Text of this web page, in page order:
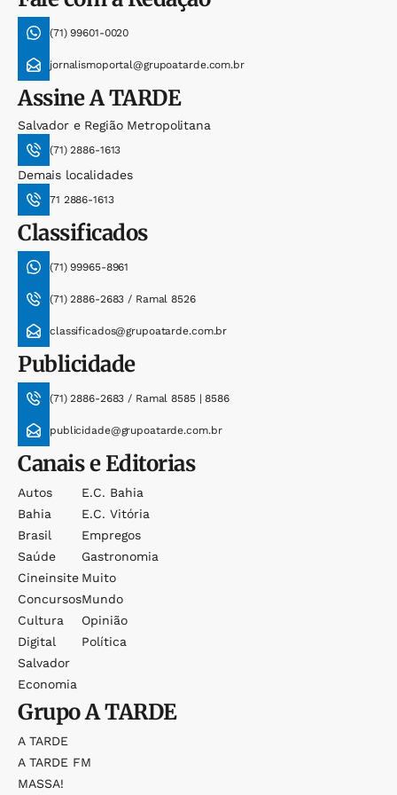
(71) 99601-0020
jornalismoportal@grupoatarde.com.br
AssineA TARDE
Salvador e Região Metropolitana
(71) 2886-1613
Demais localidades
71 2886-1613
Classificados
(71) 99965-8961
(71) 2886-2683 / Ramal 8526
classificados@grupoatarde.com.br
Publicidade
(71) 2886-2683 / Ramal 8585 | 8586
publicidade@grupoatarde.com.br
Canais e Editorias
Autos
Bahia
Brasil
Saúde
Cineinsite
Concursos
Cultura
Digital
Salvador
Economia
E.c. Bahia
E.c. Vitória
Empregos
Gastronomia
Muito
Mundo
Opinião
Política
GrupoA TARDE
A TARDE
A TARDE FM
MASSA!